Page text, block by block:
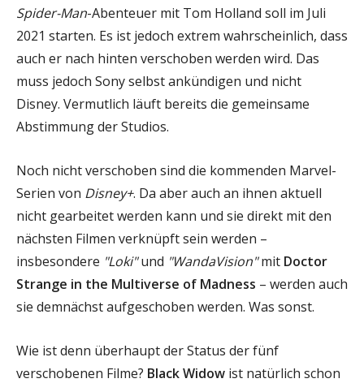
Spider-Man-Abenteuer mit Tom Holland soll im Juli
2021 starten. Es ist jedoch extrem wahrscheinlich, dass
auch er nach hinten verschoben werden wird. Das
muss jedoch Sony selbst ankündigen und nicht
Disney. Vermutlich läuft bereits die gemeinsame
Abstimmung der Studios.
Noch nicht verschoben sind die kommenden Marvel-
Serien von Disney+. Da aber auch an ihnen aktuell
nicht gearbeitet werden kann und sie direkt mit den
nächsten Filmen verknüpft sein werden –
insbesondere "Loki"und "WandaVision"mit Doctor
Strange in the Multiverse of Madness – werden auch
sie demnächst aufgeschoben werden. Was sonst.
Wie ist denn überhaupt der Status der fünf
verschobenen Filme? Black Widow ist natürlich schon